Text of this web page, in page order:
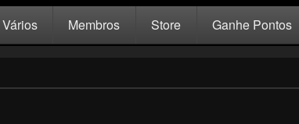
Vários Membros Store Ganhe Pontos